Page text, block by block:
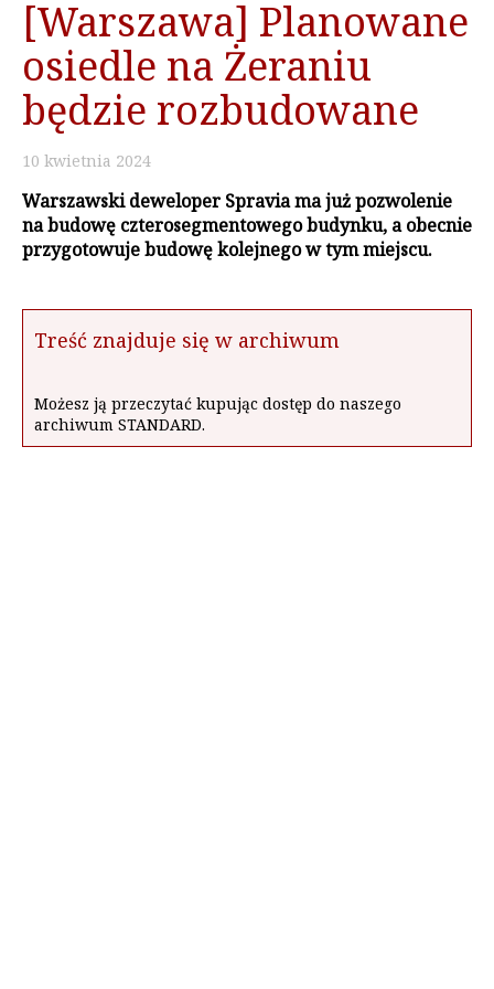
[Warszawa] Planowane
osiedle na Żeraniu
będzie rozbudowane
10 kwietnia 2024
Warszawski deweloper Spravia ma już pozwolenie
na budowę czterosegmentowego budynku, a obecnie
przygotowuje budowę kolejnego w tym miejscu.
Treść znajduje się w archiwum
Możesz ją przeczytać kupując dostęp do naszego
archiwum STANDARD.